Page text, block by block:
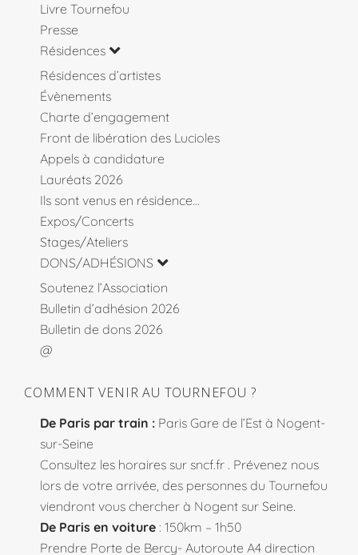
Livre Tournefou
Presse
Résidences
Résidences d’artistes
Évènements
Charte d’engagement
Front de libération des Lucioles
Appels à candidature
Lauréats 2026
Ils sont venus en résidence…
Expos/Concerts
Stages/Ateliers
DONS/ADHÉSIONS
Soutenez l’Association
Bulletin d’adhésion 2026
Bulletin de dons 2026
@
COMMENT VENIR AU TOURNEFOU ?
De Paris par train : Paris Gare de l’Est à Nogent-
sur-Seine
Consultez les horaires sur sncf.fr . Prévenez nous
lors de votre arrivée, des personnes du Tournefou
viendront vous chercher à Nogent sur Seine.
De Paris en voiture : 150km – 1h50
Prendre Porte de Bercy- Autoroute A4 direction